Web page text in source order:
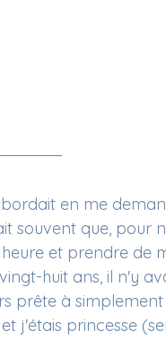
en me
souvent que, pour
et prendre de
huit ans, il n'y
prête à simplement
j'étais princesse